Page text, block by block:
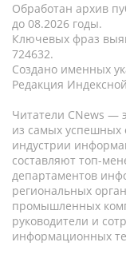
Обработан архив
до 08.2026 годы.
Ключевых фраз
724632.
Создано именных
Редакция
Читатели CNews —
из самых успешных
индустрии
составляют топ-
департаментов
региональных
промышленных
руководители и
информационных